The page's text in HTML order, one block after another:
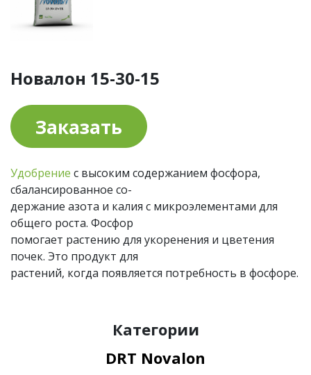
Новалон 15-30-15
Заказать
Удобрение с высоким содержанием фосфора,
сбалансированное со-
держание азота и калия с микроэлементами для
общего роста. Фосфор
помогает растению для укоренения и цветения
почек. Это продукт для
растений, когда появляется потребность в фосфоре.
Категории
DRT Novalon